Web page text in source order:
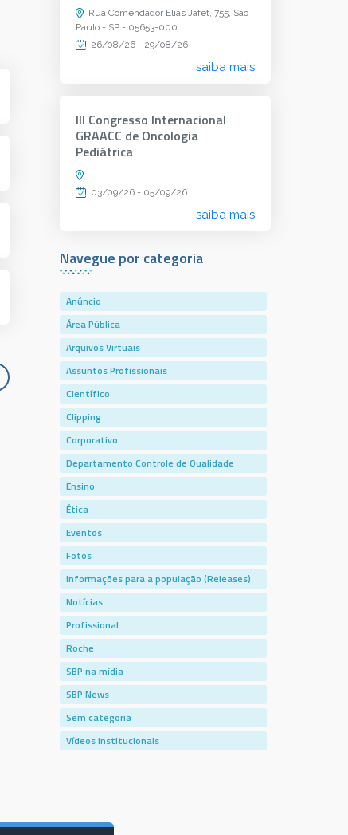
Navegue por categoria
Anúncio
Área Pública
Arquivos Virtuais
Assuntos Profissionais
Científico
Clipping
Corporativo
Departamento Controle de Qualidade
Ensino
Ética
Eventos
Fotos
Informações para a população (Releases)
Notícias
Profissional
Roche
SBP na mídia
SBP News
Sem categoria
Vídeos institucionais
Rua Comendador Elias Jafet, 755, São
Paulo - SP - 05653-000
26/08/26 - 29/08/26
saiba mais
III Congresso Internacional
GRAACC de Oncologia
Pediátrica
03/09/26 - 05/09/26
saiba mais